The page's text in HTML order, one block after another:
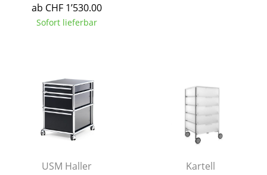
Esstische
Schreibtische
Sekretäre & PC-Tische
Konferenztische
Stehtische & Stehpulte
ab CHF 1’530.00
Sofort lieferbar
USM Haller Kartell